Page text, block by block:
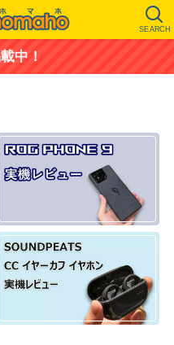
SEARCH